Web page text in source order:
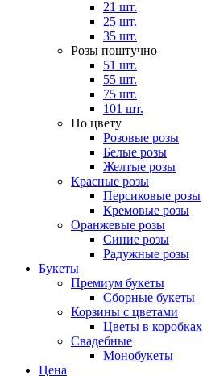
21 шт.
25 шт.
35 шт.
Розы поштучно
51 шт.
55 шт.
75 шт.
101 шт.
По цвету
Розовые розы
Белые розы
Желтые розы
Красные розы
Персиковые розы
Кремовые розы
Оранжевые розы
Синие розы
Радужные розы
Букеты
Премиум букеты
Сборные букеты
Корзины с цветами
Цветы в коробках
Свадебные
Монобукеты
Цена